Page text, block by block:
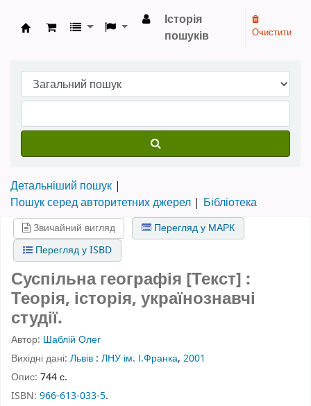
Бібліотека НТШ › Електронний каталог
Історія
пошуків
Очистити
Детальніший пошук
Пошук серед авторитетних джерел
Бібліотека
Звичайний вигляд
Перегляд у МАРК
Перегляд у ISBD
Суспільна географія [Текст] :
Теорія, історія, українознавчі
студії.
Автор: Шаблій Олег
Вихідні дані: Львів : ЛНУ ім. І.Франка, 2001
Опис: 744 с.
ISBN: 966-613-033-5.